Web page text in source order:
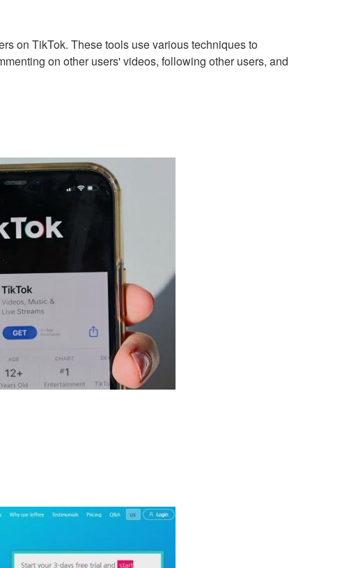
on TikTok. These tools use various techniques to
on other users' videos, following other users, and